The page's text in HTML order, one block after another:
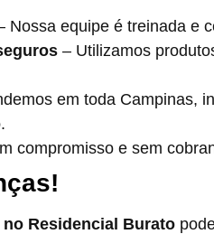
Nossa equipe é treinada e
– Utilizamos
em toda Campinas,
.
compromisso e sem
no Residencial Burato